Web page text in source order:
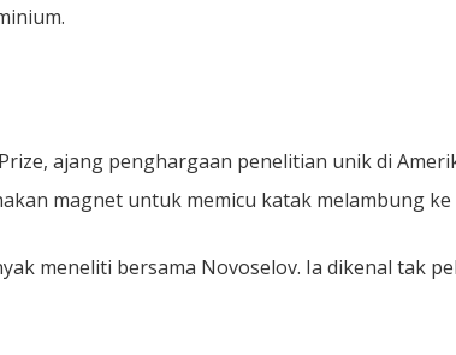
ajang penghargaan penelitian unik di
magnet untuk memicu katak melambung ke
meneliti bersama Novoselov. Ia dikenal tak